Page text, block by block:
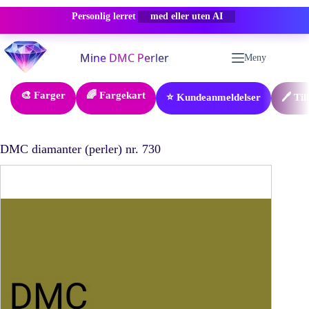
Personlig lerret -50% RABATT
Hopp
til
innholdet
Meny
🎨 Farger 🌈 Fargekart ⭐ Kundeanmeldelser 🖊️
DMC diamanter (perler) nr. 730